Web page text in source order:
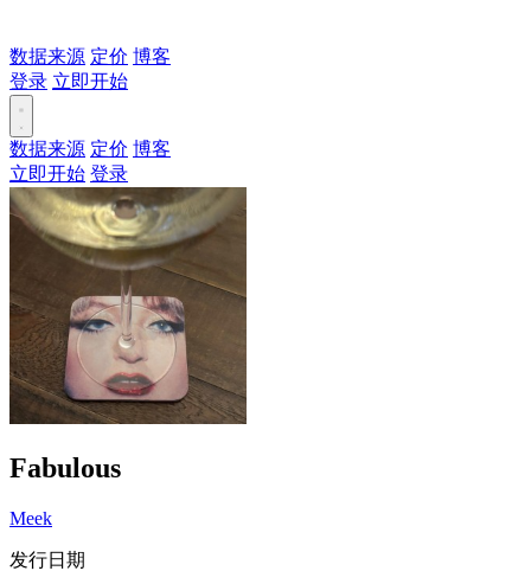
数据来源 定价 博客
登录 立即开始
数据来源 定价 博客
立即开始 登录
Fabulous
Meek
发行日期